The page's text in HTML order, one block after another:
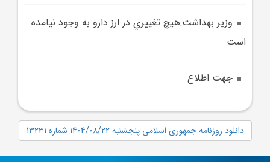
وزير بهداشت:هيچ تغييري در ارز دارو به وجود نيامده
است
جهت اطلاع
دانلود روزنامه جمهوری اسلامی پنجشنبه 1404/08/22 شماره 13231